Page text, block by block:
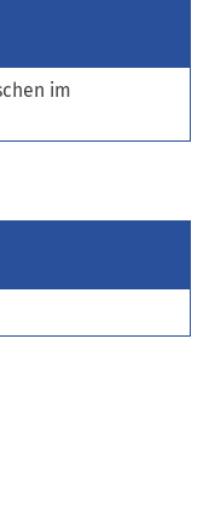
im